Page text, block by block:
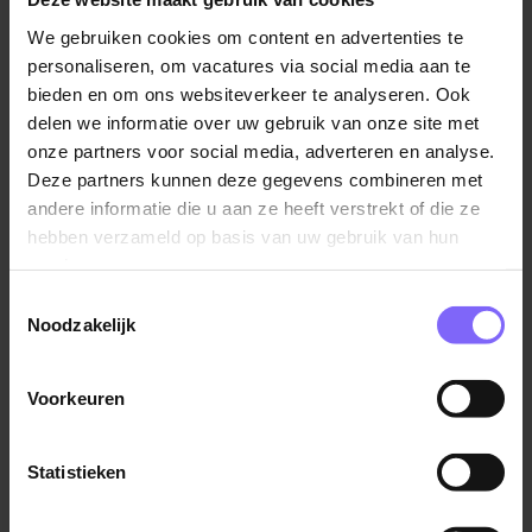
We gebruiken cookies om content en advertenties te
personaliseren, om vacatures via social media aan te
bieden en om ons websiteverkeer te analyseren. Ook
delen we informatie over uw gebruik van onze site met
onze partners voor social media, adverteren en analyse.
Deze partners kunnen deze gegevens combineren met
andere informatie die u aan ze heeft verstrekt of die ze
hebben verzameld op basis van uw gebruik van hun
Noodzakelijk
Voorkeuren
Statistieken
Uitvoeren van on-site kalibraties van (q)PCR
cyclers
Adviseren over kalibratiesystemen en service
Beoordelen van meetgegevens conform ISO-
normen
Technische ondersteuning aan distributeurs
wereldwijd
MBO+ of HBO werk- en denkniveau
Teamspeler met goede communicatieve
Beheersing van Nederlands en Engels